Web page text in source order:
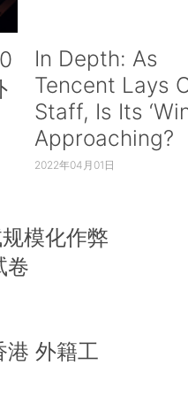
In Depth: As
Tencent Lays
Staff, Is Its
Approaching?
2022年04月01日
模化作弊
卷
港 外籍工